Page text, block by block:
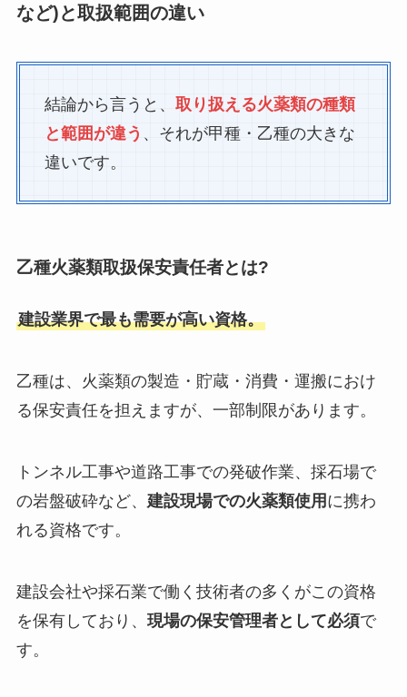
など)と取扱範囲の違い
結論から言うと、 取り扱える火薬類の種類
と範囲が違う 、それが甲種・乙種の大きな
違いです。
乙種火薬類取扱保安責任者とは?
建設業界で最も需要が高い資格。
乙種は、火薬類の製造・貯蔵・消費・運搬におけ
る保安責任を担えますが、一部制限があります。
トンネル工事や道路工事での発破作業、採石場で
の岩盤破砕など、 建設現場での火薬類使用 に携わ
れる資格です。
建設会社や採石業で働く技術者の多くがこの資格
を保有しており、 現場の保安管理者として必須で
す。